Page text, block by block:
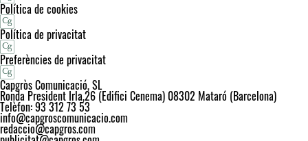
Política de cookies
Política de privacitat
Preferències de privacitat
Capgròs Comunicació, SL
Ronda President Irla,26 (Edifici Cenema) 08302 Mataró (Barcelona)
Telèfon: 93 312 73 53
info@capgroscomunicacio.com
redaccio@capgros.com